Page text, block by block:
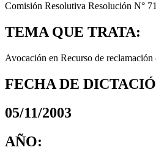
Comisión Resolutiva Resolución N°
TEMA QUE TRATA:
Avocación en Recurso de
FECHA DE
05/11/2003
AÑO: